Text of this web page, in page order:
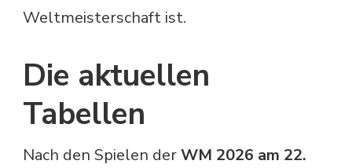
Weltmeisterschaft ist.
Die aktuellen
Tabellen
Nach den Spielen derWM 2026 am 22.